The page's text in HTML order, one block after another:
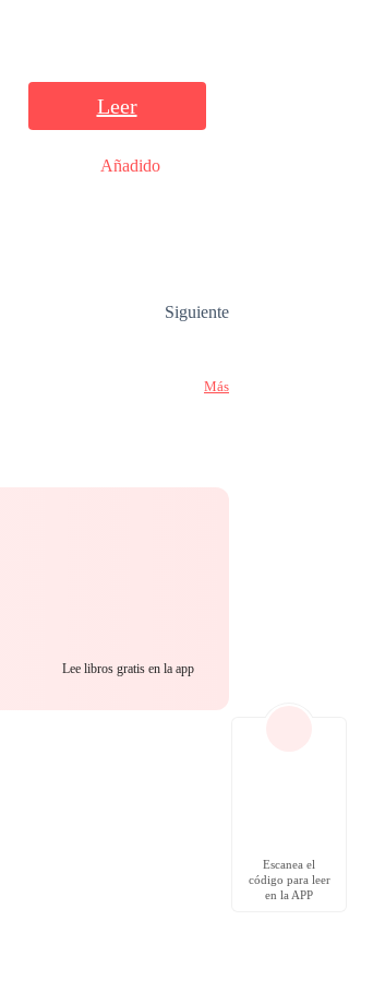
Leer
Añadido
Siguiente
Más
Lee libros gratis en la app
Escanea el
código para leer
en la APP